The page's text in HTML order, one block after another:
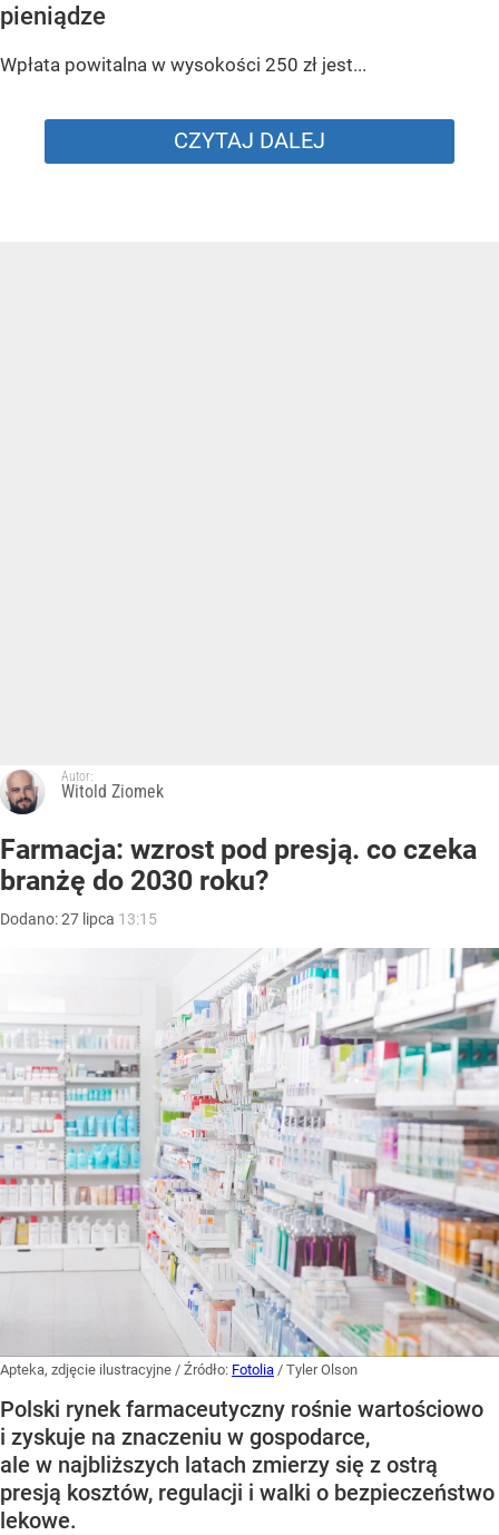
pieniądze
Wpłata powitalna w wysokości 250 zł jest...
CZYTAJ DALEJ
Autor:
Witold Ziomek
Farmacja: wzrost pod presją. co czeka
branżę do 2030 roku?
Dodano:27 lipca 13:15
Apteka, zdjęcie ilustracyjne / Źródło: Fotolia / Tyler Olson
Polski rynek farmaceutyczny rośnie wartościowo
i zyskuje na znaczeniu w gospodarce,
ale w najbliższych latach zmierzy się z ostrą
presją kosztów, regulacji i walki o bezpieczeństwo
lekowe.